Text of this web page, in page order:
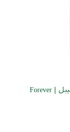
مکمل کنترل اشتها و لاغری فوراور سنستیبل | Forever